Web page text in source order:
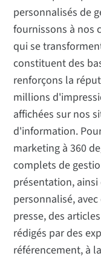
personnalisés de
fournissons à nos
qui se
constituent des
renforçons la
millions
affichées sur nos
d'information.
marketing à 360
complets de
présentation,
personnalisé,
presse, des
rédigés par des
référencement, à